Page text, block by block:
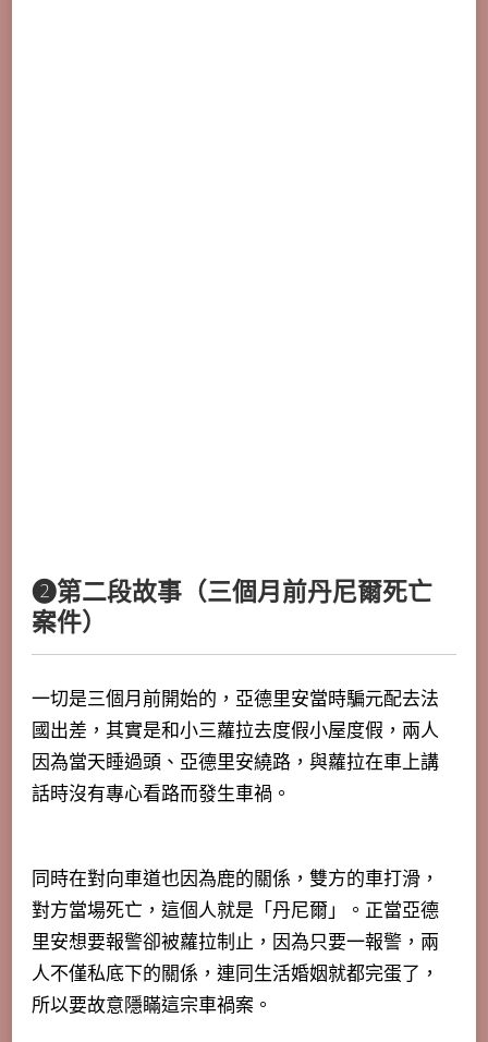
❷第二段故事（三個月前丹尼爾死亡
案件）
一切是三個月前開始的，亞德里安當時騙元配去法
國出差，其實是和小三蘿拉去度假小屋度假，兩人
因為當天睡過頭、亞德里安繞路，與蘿拉在車上講
話時沒有專心看路而發生車禍。
同時在對向車道也因為鹿的關係，雙方的車打滑，
對方當場死亡，這個人就是「丹尼爾」。正當亞德
里安想要報警卻被蘿拉制止，因為只要一報警，兩
人不僅私底下的關係，連同生活婚姻就都完蛋了，
所以要故意隱瞞這宗車禍案。